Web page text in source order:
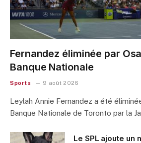
Fernandez éliminée par
Banque Nationale
Sports 9 août 2026
Leylah Annie Fernandez a été
Banque Nationale de Toronto par la
Le SPL ajoute un